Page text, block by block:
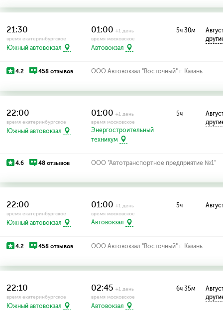
21:30
время екатеринбургское
Южный автовокзал
01:00+1 день
время московское
Автовокзал
5ч 30м
4.2 458 отзывов ООО Автовокзал "Восточный" г. Казань
22:00
время екатеринбургское
Южный автовокзал
01:00+1 день
время московское
Энергостроительный
техникум
5ч
4.6 48 отзывов ООО "Автотранспортное предприятие №1"
22:00
время екатеринбургское
Южный автовокзал
01:00+1 день
время московское
Автовокзал
5ч
4.2 458 отзывов ООО Автовокзал "Восточный" г. Казань
22:10
время екатеринбургское
Южный автовокзал
02:45+1 день
время московское
Автовокзал
6ч 35м